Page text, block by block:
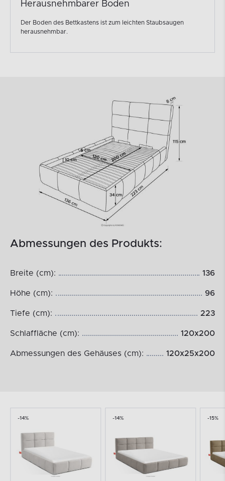
Weiche Kopfstütze
Die mit Schaumstoff gefüllte Kopfstütze garantiert eine weiche
und dauerhafte Unterstützung.
Abmessungen des Produkts:
Breite (cm): 136
Höhe (cm): 96
Tiefe (cm): 223
Schlaffläche (cm): 120x200
Abmessungen des Gehäuses (cm): 120x25x200
-14% -15% -14%